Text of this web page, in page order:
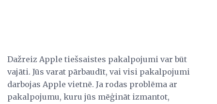
Dažreiz Apple tiešsaistes pakalpojumi var būt
vajāti. Jūs varat pārbaudīt, vai visi pakalpojumi
darbojas Apple vietnē. Ja rodas problēma ar
pakalpojumu, kuru jūs mēģināt izmantot,